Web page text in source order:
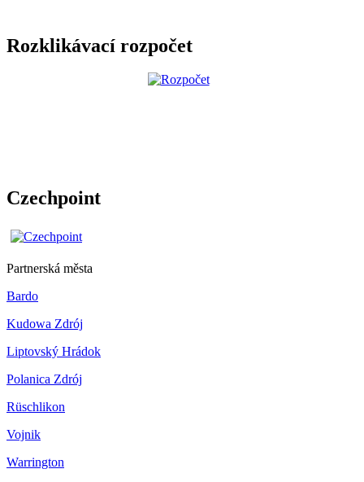
Rozklikávací rozpočet
Czechpoint
Partnerská města
Bardo
Kudowa Zdrój
Liptovský Hrádok
Polanica Zdrój
Rüschlikon
Vojnik
Warrington